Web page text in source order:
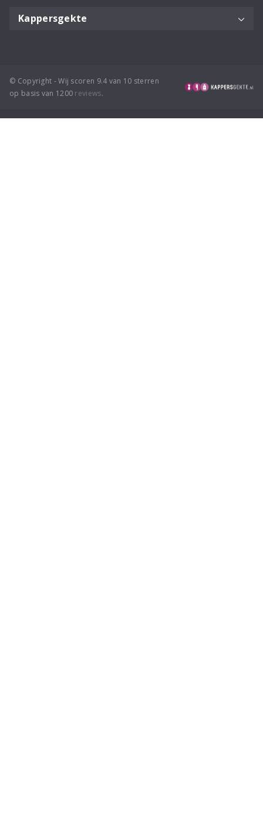
Kappersgekte
© Copyright - Wij scoren 9.4 van 10 sterren
op basis van 1200 reviews.